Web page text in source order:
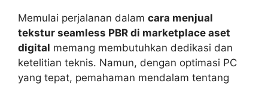
Memulai perjalanan dalam cara menjual
tekstur seamless PBR di marketplace aset
digital memang membutuhkan dedikasi dan
ketelitian teknis. Namun, dengan optimasi PC
yang tepat, pemahaman mendalam tentang